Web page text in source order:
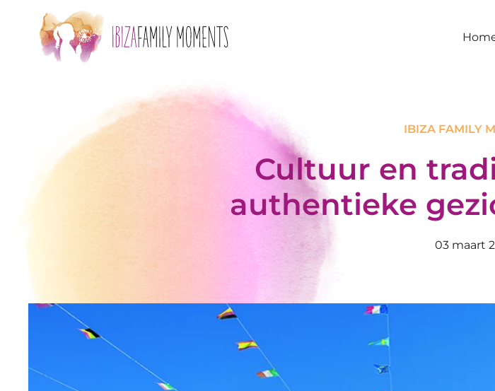
Skip to main content
IBIZA FAMILY
Cultuur en
authentieke
03 maart